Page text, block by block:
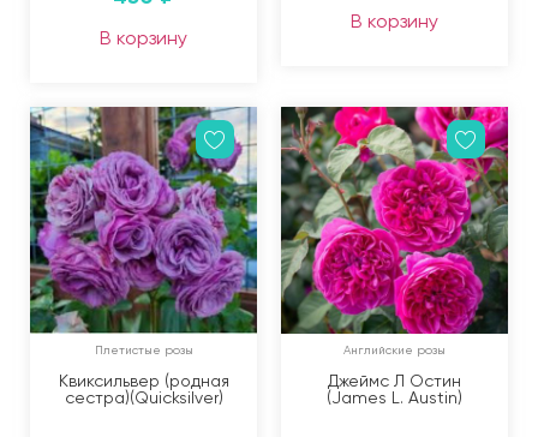
В корзину
В корзину
Плетистые розы
Квиксильвер (родная
сестра)(Quicksilver)
Английские розы
Джеймс Л Остин
(James L. Austin)